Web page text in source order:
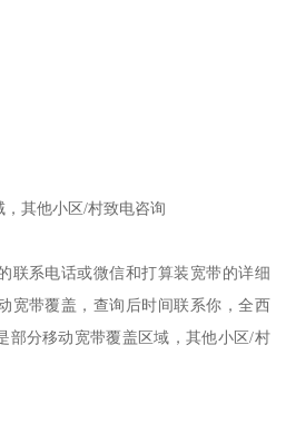
其他小区/村致电咨询
联系电话或微信和打算装宽带的详细
宽带覆盖，查询后时间联系你，全西
部分移动宽带覆盖区域，其他小区/村